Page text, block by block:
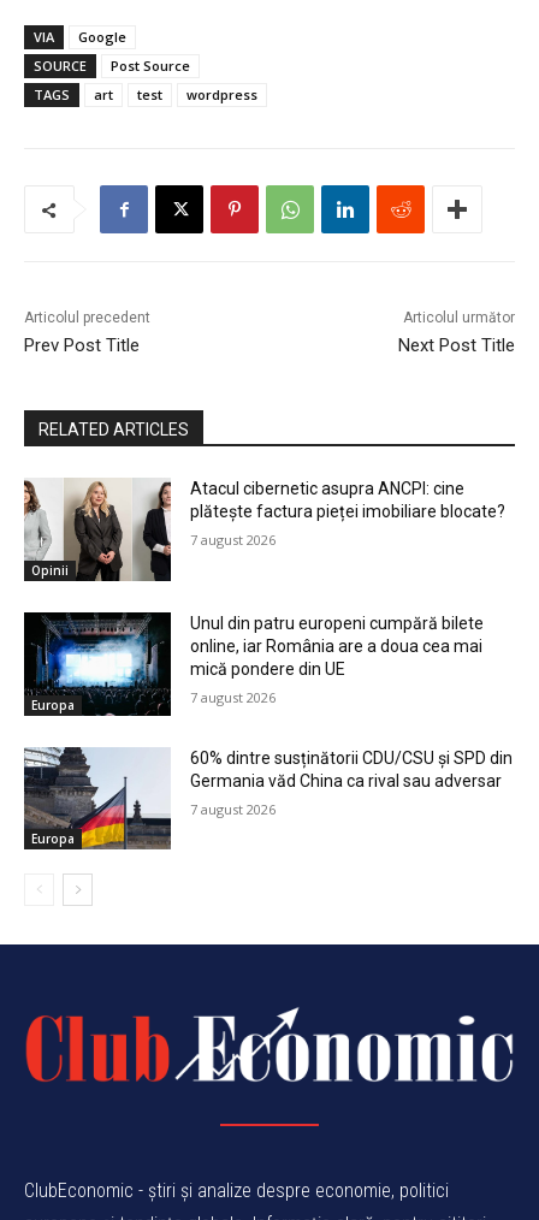
VIA
Google
SOURCE
Post Source
TAGS
art test wordpress
Articolul precedent
Prev Post Title
Articolul următor
Next Post Title
RELATED ARTICLES
Opinii
Atacul cibernetic asupra ANCPI: cine
plătește factura pieței imobiliare blocate?
7 august 2026
Europa
Unul din patru europeni cumpără bilete
online, iar România are a doua cea mai
mică pondere din UE
7 august 2026
Europa
60% dintre susținătorii CDU/CSU și SPD din
Germania văd China ca rival sau adversar
7 august 2026
ClubEconomic - știri și analize despre economie, politici